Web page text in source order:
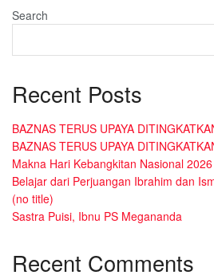
Search
Recent Posts
BAZNAS TERUS UPAYA
BAZNAS TERUS UPAYA
Makna Hari Kebangkitan Nasional
Belajar dari Perjuangan Ibrahim dan
(no title)
Sastra Puisi, Ibnu PS Megananda
Recent Comments